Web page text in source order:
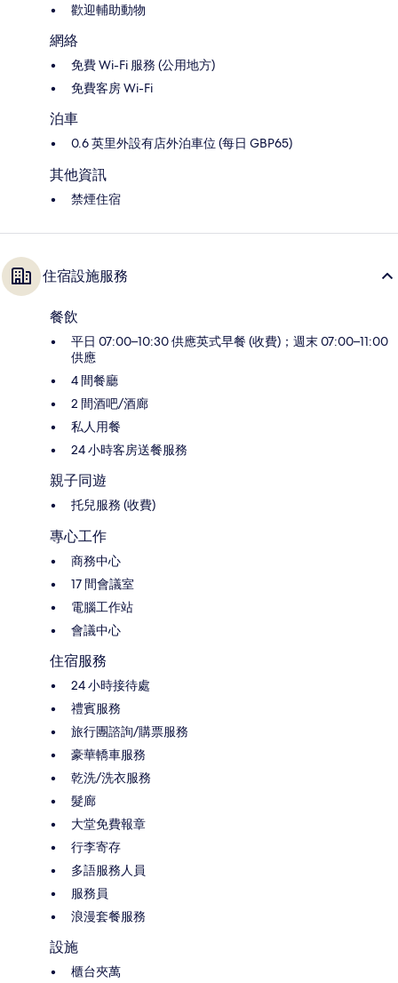
歡迎輔助動物
網絡
免費 Wi-Fi 服務 (公用地方)
免費客房 Wi-Fi
泊車
0.6 英里外設有店外泊車位 (每日 GBP65)
其他資訊
禁煙住宿
住宿設施服務
餐飲
平日 07:00–10:30 供應英式早餐 (收費)；週末 07:00–11:00
供應
4 間餐廳
2 間酒吧/酒廊
私人用餐
24 小時客房送餐服務
親子同遊
托兒服務 (收費)
專心工作
商務中心
17 間會議室
電腦工作站
會議中心
住宿服務
24 小時接待處
禮賓服務
旅行團諮詢/購票服務
豪華轎車服務
乾洗/洗衣服務
髮廊
大堂免費報章
行李寄存
多語服務人員
服務員
浪漫套餐服務
設施
櫃台夾萬